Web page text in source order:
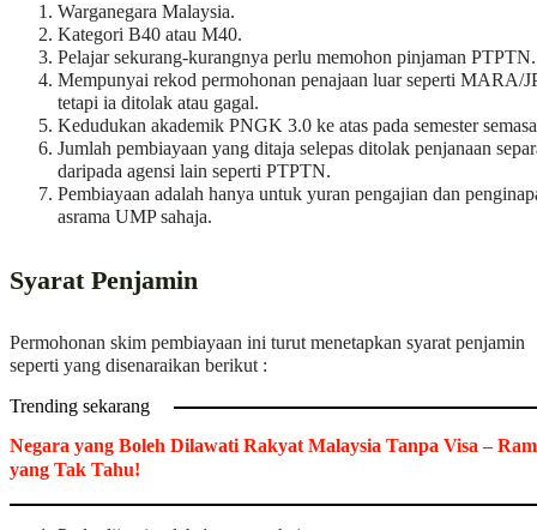
Warganegara Malaysia.
Kategori B40 atau M40.
Pelajar sekurang-kurangnya perlu memohon pinjaman PTPTN.
Mempunyai rekod permohonan penajaan luar seperti MARA/
tetapi ia ditolak atau gagal.
Kedudukan akademik PNGK 3.0 ke atas pada semester
Jumlah pembiayaan yang ditaja selepas ditolak penjanaan
daripada agensi lain seperti PTPTN.
Pembiayaan adalah hanya untuk yuran pengajian dan
asrama UMP sahaja.
Syarat Penjamin
Permohonan skim pembiayaan ini turut menetapkan syarat penjamin
seperti yang disenaraikan berikut :
Trending sekarang
Negara yang Boleh Dilawati Rakyat Malaysia Tanpa Visa –
yang Tak Tahu!